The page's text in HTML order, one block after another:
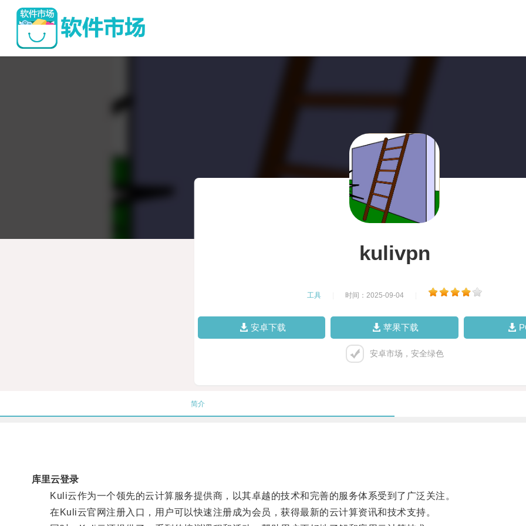
kulivpn
工具 时间：2025-09-04
安卓下载 苹果下载
安卓市场，安全绿色
简介
库里云登录
Kuli云作为一个领先的云计算服务提供商，以其卓越的技术和完善的服务体系受到了广泛关注。
在Kuli云官网注册入口，用户可以快速注册成为会员，获得最新的云计算资讯和技术支持。